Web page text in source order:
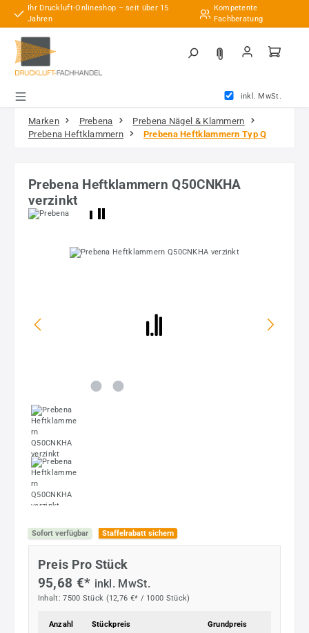
Zum Hauptinhalt springen
Ihr Druckluft-Onlineshop – seit über 15
Jahren
Kompetente
Fachberatung
inkl. MwSt.
Marken Prebena
Prebena Nägel & Klammern
Prebena Heftklammern
Prebena Heftklammern Typ Q
Prebena Heftklammern Q50CNKHA
verzinkt
Bildergalerie überspringen
Sofort verfügbar Staffelrabatt sichern
Preis Pro Stück
95,68 €* inkl. MwSt.
Inhalt:7500 Stück (12,76 €* / 1000 Stück)
Anzahl Stückpreis Grundpreis